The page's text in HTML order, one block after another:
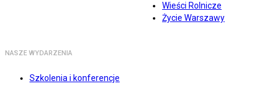
Wieści Rolnicze
Życie Warszawy
NASZE WYDARZENIA
Szkolenia i konferencje